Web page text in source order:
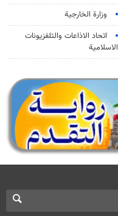
وزارة الخارجية
اتحاد الاذاعات والتلفزيونات
الاسلامية